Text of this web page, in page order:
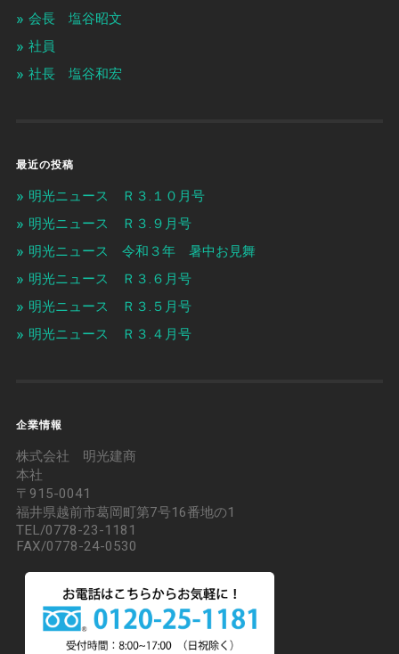
会長 塩谷昭文
社員
社長 塩谷和宏
最近の投稿
明光ニュース Ｒ３.１０月号
明光ニュース Ｒ３.９月号
明光ニュース 令和３年 暑中お見舞
明光ニュース Ｒ３.６月号
明光ニュース Ｒ３.５月号
明光ニュース Ｒ３.４月号
企業情報
株式会社 明光建商
本社
〒915-0041
福井県越前市葛岡町第7号16番地の1
TEL/0778-23-1181
FAX/0778-24-0530